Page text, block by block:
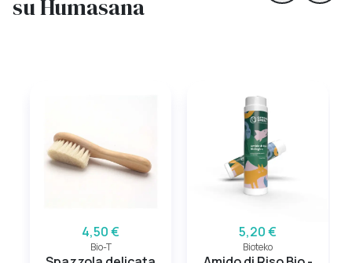
su Humasana
4,50 €
Bio-T
5,20 €
Bioteko